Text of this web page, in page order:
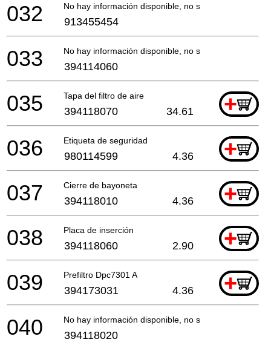
No hay información disponible, no se puede pedir
032 913455454
No hay información disponible, no se puede pedir
033 394114060
Tapa del filtro de aire +
035 394118070 34.61
Etiqueta de seguridad +
036 980114599 4.36
Cierre de bayoneta +
037 394118010 4.36
Placa de inserción +
038 394118060 2.90
Prefiltro Dpc7301 A +
039 394173031 4.36
No hay información disponible, no se puede pedir
040 394118020